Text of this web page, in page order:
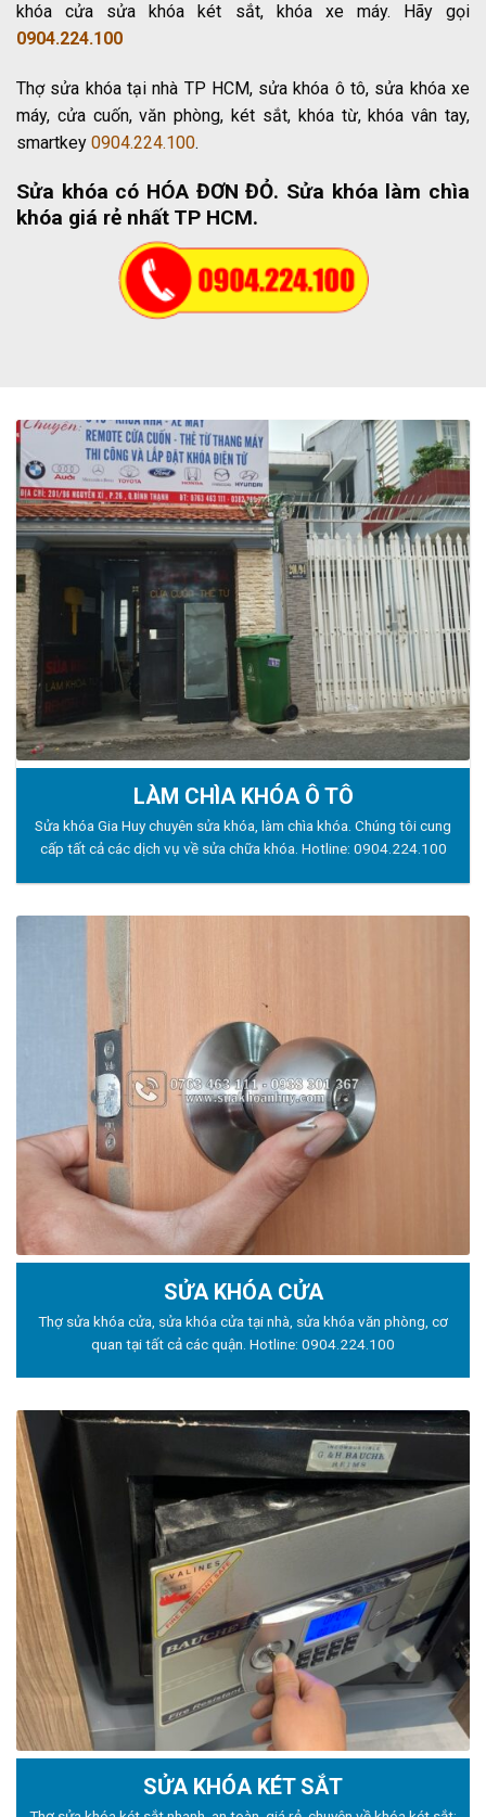
khóa cửa sửa khóa két sắt, khóa xe máy. Hãy gọi
0904.224.100
Thợ sửa khóa tại nhà TP HCM, sửa khóa ô tô, sửa khóa xe
máy, cửa cuốn, văn phòng, két sắt, khóa từ, khóa vân tay,
smartkey 0904.224.100.
Sửa khóa có HÓA ĐƠN ĐỎ. Sửa khóa làm chìa
khóa giá rẻ nhất TP HCM.
LÀM CHÌA KHÓA Ô TÔ
Sửa khóa Gia Huy chuyên sửa khóa, làm chìa khóa. Chúng tôi cung
cấp tất cả các dịch vụ về sửa chữa khóa. Hotline: 0904.224.100
SỬA KHÓA CỬA
Thợ sửa khóa cửa, sửa khóa cửa tại nhà, sửa khóa văn phòng, cơ
quan tại tất cả các quận. Hotline: 0904.224.100
SỬA KHÓA KÉT SẮT